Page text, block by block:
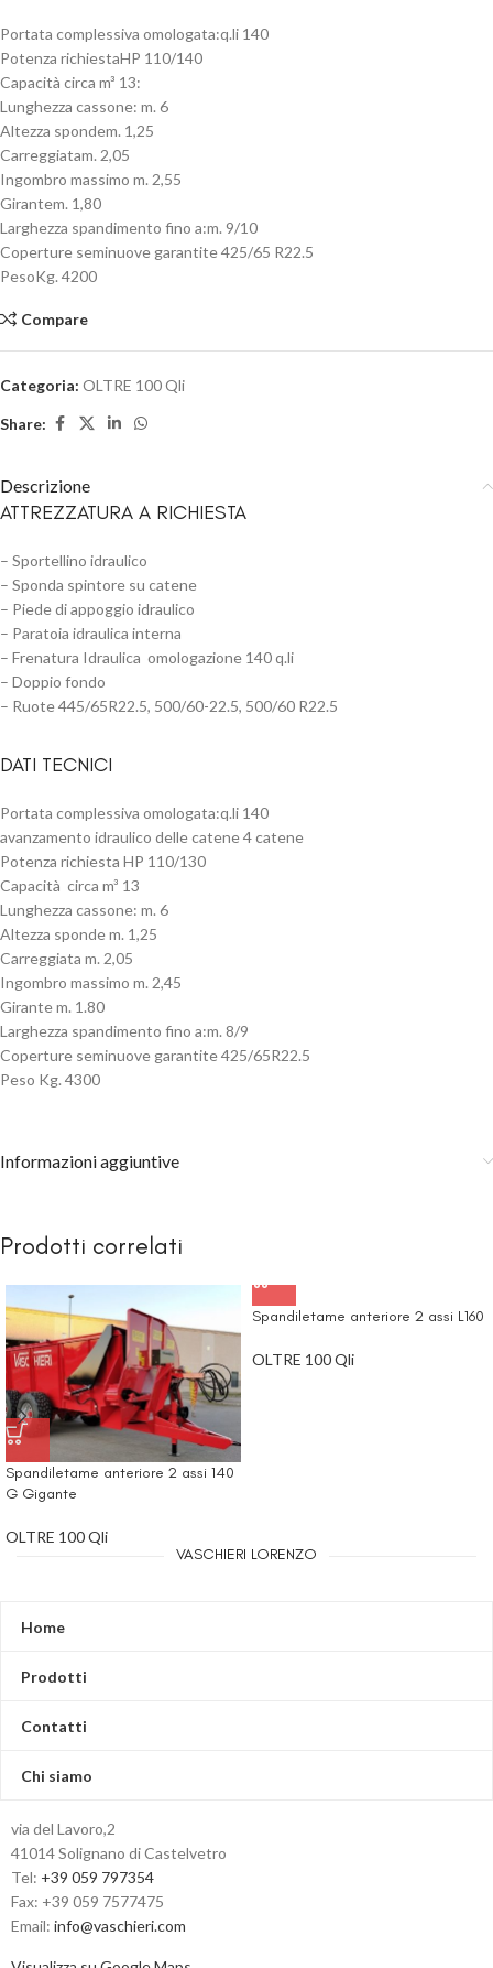
Portata complessiva omologata:q.li 140
Potenza richiestaHP 110/140
Capacità circa m³ 13:
Lunghezza cassone: m. 6
Altezza spondem. 1,25
Carreggiatam. 2,05
Ingombro massimo m. 2,55
Girantem. 1,80
Larghezza spandimento fino a:m. 9/10
Coperture seminuove garantite 425/65 R22.5
PesoKg. 4200
Compare
Categoria: OLTRE 100 Qli
Share:
Descrizione
ATTREZZATURA A RICHIESTA
– Sportellino idraulico
– Sponda spintore su catene
– Piede di appoggio idraulico
– Paratoia idraulica interna
– Frenatura Idraulica omologazione 140 q.li
– Doppio fondo
– Ruote 445/65R22.5, 500/60-22.5, 500/60 R22.5
DATI TECNICI
Portata complessiva omologata:q.li 140
avanzamento idraulico delle catene 4 catene
Potenza richiesta HP 110/130
Capacità circa m³ 13
Lunghezza cassone: m. 6
Altezza sponde m. 1,25
Carreggiata m. 2,05
Ingombro massimo m. 2,45
Girante m. 1.80
Larghezza spandimento fino a:m. 8/9
Coperture seminuove garantite 425/65R22.5
Peso Kg. 4300
Informazioni aggiuntive
Prodotti correlati
Spandiletame anteriore 2 assi 140
G Gigante
OLTRE 100 Qli
Spandiletame anteriore 2 assi L160
OLTRE 100 Qli
VASCHIERI LORENZO
Home
Prodotti
Contatti
Chi siamo
via del Lavoro,2
41014 Solignano di Castelvetro
Tel: +39 059 797354
Fax: +39 059 7577475
Email: info@vaschieri.com